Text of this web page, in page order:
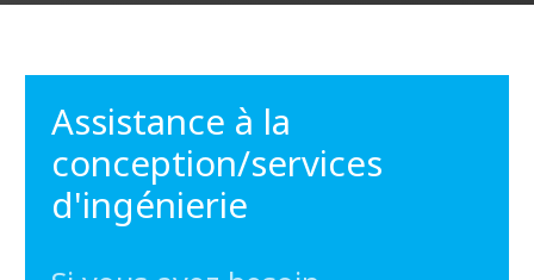
Assistance à la
conception/services
d'ingénierie